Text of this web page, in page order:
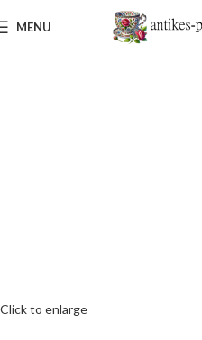
MENU
Click to enlarge